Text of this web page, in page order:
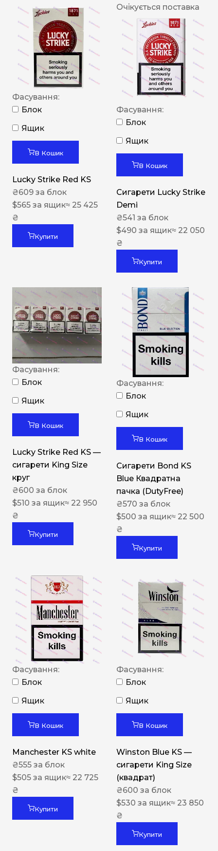
Фасування:
Блок
Ящик
В Кошик
Lucky Strike Red KS
₴609 за блок
$565 за ящик≈ 25 425
₴
Купити
Очікується поставка
Фасування:
Блок
Ящик
В Кошик
Сигарети Lucky Strike
Demi
₴541 за блок
$490 за ящик≈ 22 050
₴
Купити
Фасування:
Блок
Ящик
В Кошик
Lucky Strike Red KS —
сигарети King Size
круг
₴600 за блок
$510 за ящик≈ 22 950
₴
Купити
Фасування:
Блок
Ящик
В Кошик
Сигарети Bond KS
Blue Квадратна
пачка (DutyFree)
₴570 за блок
$500 за ящик≈ 22 500
₴
Купити
Фасування:
Блок
Ящик
В Кошик
Manchester KS white
₴555 за блок
$505 за ящик≈ 22 725
₴
Купити
Фасування:
Блок
Ящик
В Кошик
Winston Blue KS —
сигарети King Size
(квадрат)
₴600 за блок
$530 за ящик≈ 23 850
₴
Купити